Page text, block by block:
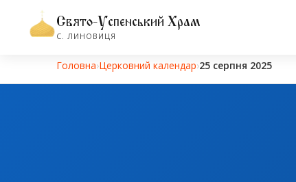
Свято-Успенський Храм
С. ЛИНОВИЦЯ
Головна›Церковний календар›25 серпня 2025